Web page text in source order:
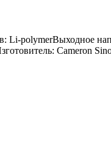
Li-polymerВыходное
Cameron